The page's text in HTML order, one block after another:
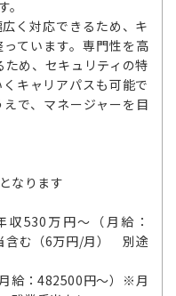
く対応できるため、キ
ています。専門性を高
め、セキュリティの特
キャリアパスも可能で
で、マネージャーを目
なります
530万円～（月給：
含む（6万円/月） 別途
給：482500円～）※月